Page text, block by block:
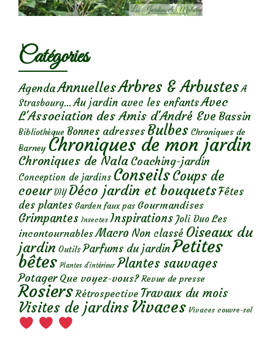
Catégories
AgendaAnnuellesArbres & Arbustes A
Strasbourg... Au jardin avec les enfantsAvec
L'Association des Amis d'André Eve Bassin
Bibliothèque Bonnes adresses Bulbes Chroniques de
Barney Chroniques de mon jardin
Chroniques de Nala Coaching-jardin
Conception de jardins ConseilsCoups de
coeur DIY Déco jardin et bouquetsFêtes
des plantes Garden faux pas Gourmandises
Grimpantes Insectes Inspirations Joli Duo Les
incontournables Macro Non classé Oiseaux du
jardin Outils Parfums du jardinPetites
bêtes Plantes d’intérieur Plantes sauvages
Potager Que voyez-vous? Revue de presse
Rosiers Rétrospective Travaux du mois
Visites de jardins Vivaces Vivaces couvre-sol